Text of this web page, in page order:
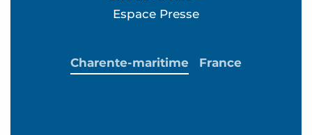
Espace Presse
Charente-maritime France